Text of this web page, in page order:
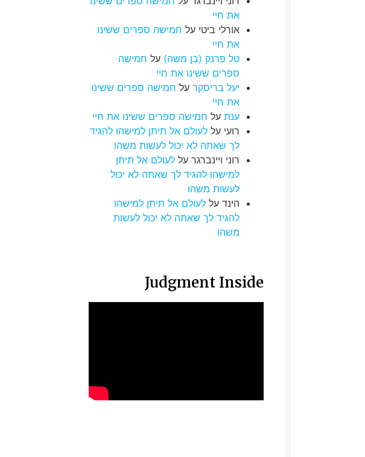
את חיי
אורלי ביטי על חמישה ספרים ששינו
את חיי
טל פרנק (בן משה) על חמישה
ספרים ששינו את חיי
יעל בריסקרעל חמישה ספרים ששינו
את חיי
ענתעל חמישה ספרים ששינו את חיי
רועי על לעולם אל תיתן למישהו להגיד
לך שאתה לא יכול לעשות משהו
רוני ויינברגרעל לעולם אל תיתן
למישהו להגיד לך שאתה לא יכול
לעשות משהו
הינדעל לעולם אל תיתן למישהו
להגיד לך שאתה לא יכול לעשות
משהו
Judgment Inside